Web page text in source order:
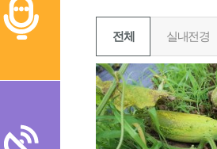
전체 실내전경